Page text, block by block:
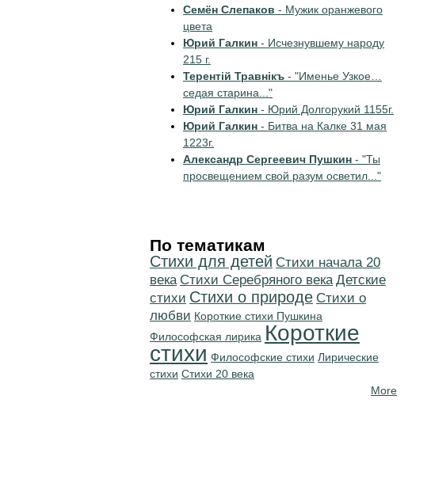
Семён Слепаков - Мужик оранжевого
цвета
Юрий Галкин - Исчезнувшему народу
215 г.
Терентiй Травнiкъ - "Именье Узкое…
седая старина..."
Юрий Галкин - Юрий Долгорукий 1155г.
Юрий Галкин - Битва на Калке 31 мая
1223г.
Александр Сергеевич Пушкин - "Ты
просвещением свой разум осветил..."
По тематикам
Стихи для детей Cтихи начала 20
века Cтихи Серебряного века Детские
стихи Стихи о природе Стихи о
любви Короткие стихи Пушкина
Философская лирика Короткие
стихи Философские стихи Лирические
стихи Стихи 20 века
More